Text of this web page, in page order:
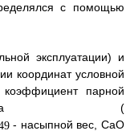
с помощью
эксплуатации) и
координат условной
парной
(
- насыпной вес, СаО